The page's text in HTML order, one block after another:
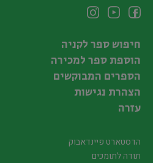
חיפוש ספר לקניה
הוספת ספר למכירה
הספרים המבוקשים
הצהרת נגישות
עזרה
הדסטארט פיינדאבוק
תודה לתומכים